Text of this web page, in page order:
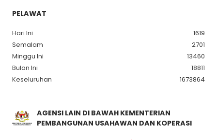
PELAWAT
Hari Ini
1619
Semalam
2701
Minggu Ini
13460
Bulan Ini
18811
Keseluruhan
1673864
AGENSI LAIN DI BAWAH KEMENTERIAN
PEMBANGUNAN USAHAWAN DAN KOPERASI